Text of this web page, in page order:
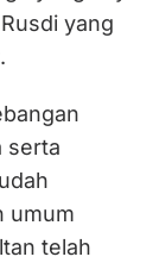
yang
serta
umum
telah